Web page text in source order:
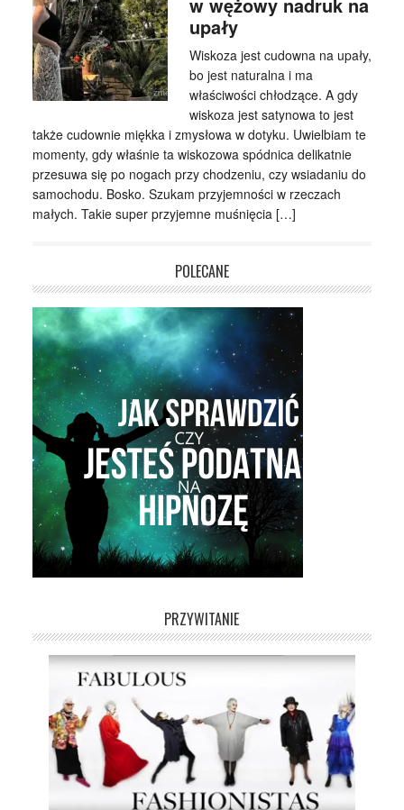
upały
Wiskoza jest cudowna na upały,
bo jest naturalna i ma
właściwości chłodzące. A gdy
wiskoza jest satynowa to jest
także cudownie miękka i zmysłowa w dotyku. Uwielbiam te
momenty, gdy właśnie ta wiskozowa spódnica delikatnie
przesuwa się po nogach przy chodzeniu, czy wsiadaniu do
samochodu. Bosko. Szukam przyjemności w rzeczach
małych. Takie super przyjemne muśnięcia […]
POLECANE
PRZYWITANIE